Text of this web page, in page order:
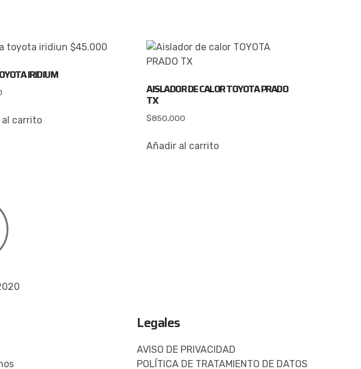
IRIDIUM
carrito
AISLADOR DE CALOR TOYOTA PRADO
TX
$850,000
Añadir al carrito
Legales
AVISO DE PRIVACIDAD
POLÍTICA DE TRATAMIENTO DE DATOS